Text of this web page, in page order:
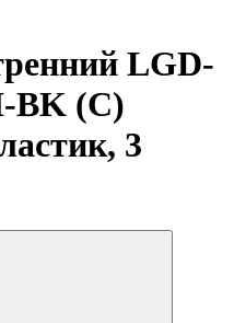
LGD-
BK (C)
3